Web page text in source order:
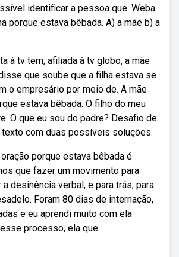
identificar a pessoa que. Weba
porque estava bêbada. A) a mãe b) a
à tv tem, afiliada à tv globo, a mãe
que soube que a filha estava se
o empresário por meio de. A mãe
estava bêbada. O filho do meu
O que eu sou do padre? Desafio de
com duas possíveis soluções.
porque estava bêbada é
que fazer um movimento para
desinência verbal, e para trás, para.
Foram 80 dias de internação,
e eu aprendi muito com ela
processo, ela que.